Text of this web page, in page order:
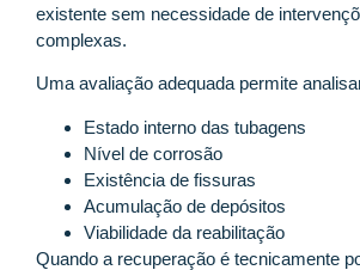
existente sem necessidade de
complexas.
Uma avaliação adequada permite
Estado interno das tubagens
Nível de corrosão
Existência de fissuras
Acumulação de depósitos
Viabilidade da reabilitação
Quando a recuperação é tecnicamente